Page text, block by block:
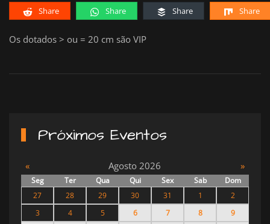
Share
Share Share Share
Os dotados > ou = 20 cm são VIP
Próximos Eventos
« Agosto 2026 »
Seg Ter Qua Qui Sex Sab
Dom
27
28 29 30 31 1
2
3
4 5 6 7 8
9